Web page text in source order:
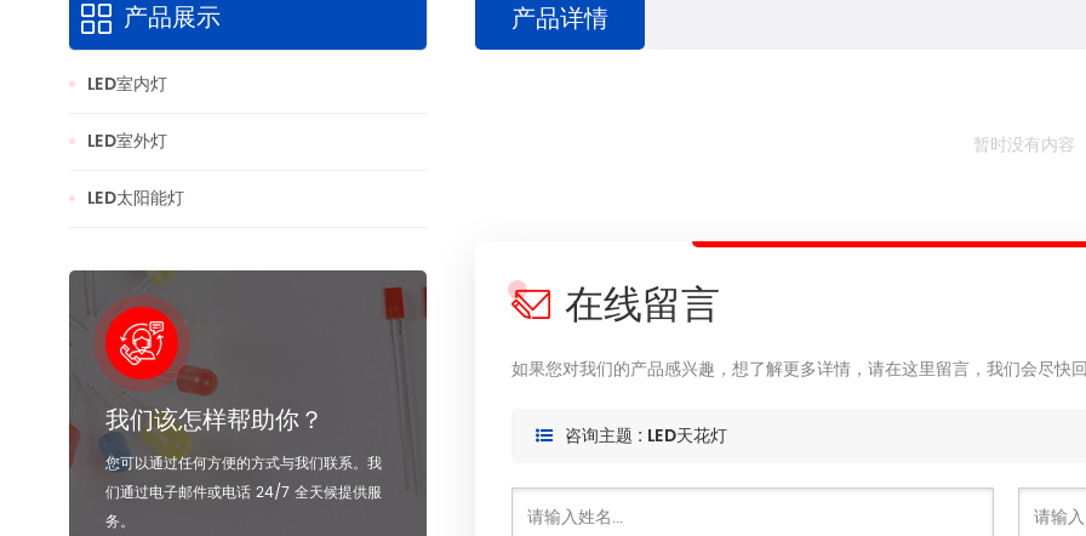
产品展示
LED室内灯
LED室外灯
LED太阳能灯
我们该怎样帮助你？
您可以通过任何方便的方式与我们联系。我
们通过电子邮件或电话 24/7 全天候提供服
务。
产品详情
暂时没有内容
在线留言
如果您对我们的产品感兴趣，想了解更多详情，请在这里留言，我们会尽快
咨询主题 : LED天花灯